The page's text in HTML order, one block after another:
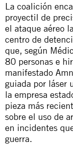
La coalición
proyectil de
el ataque aéreo
centro de
que, según
80 personas e
manifestado
guiada por láser
la empresa
pieza más
sobre el uso de
en incidentes
guerra.